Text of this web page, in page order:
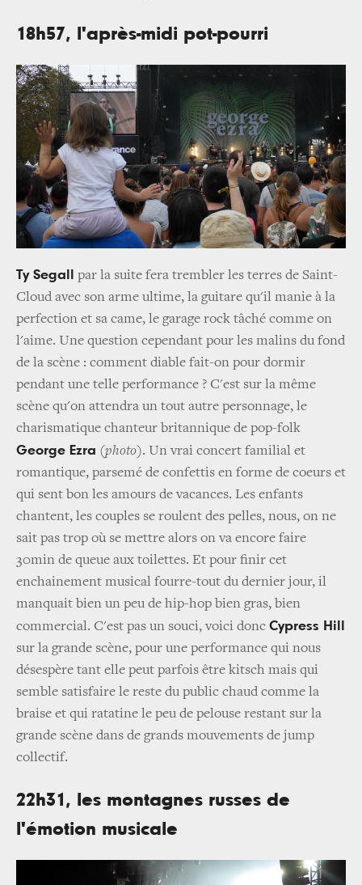
18h57, l'après-midi pot-pourri
Ty Segall
par la suite fera trembler les terres de Saint-
Cloud avec son arme ultime, la guitare qu'il manie à la
perfection et sa came, le garage rock tâché comme on
l'aime. Une question cependant pour les malins du fond
de la scène : comment diable fait-on pour dormir
pendant une telle performance ? C'est sur la même
scène qu'on attendra un tout autre personnage, le
charismatique chanteur britannique de pop-folk
George Ezra (photo). Un vrai concert familial et
romantique, parsemé de confettis en forme de coeurs et
qui sent bon les amours de vacances. Les enfants
chantent, les couples se roulent des pelles, nous, on ne
sait pas trop où se mettre alors on va encore faire
30min de queue aux toilettes. Et pour finir cet
enchainement musical fourre-tout du dernier jour, il
manquait bien un peu de hip-hop bien gras, bien
commercial. C'est pas un souci, voici donc Cypress Hill
sur la grande scène, pour une performance qui nous
désespère tant elle peut parfois être kitsch mais qui
semble satisfaire le reste du public chaud comme la
braise et qui ratatine le peu de pelouse restant sur la
grande scène dans de grands mouvements de jump
collectif.
22h31, les montagnes russes de
l'émotion musicale